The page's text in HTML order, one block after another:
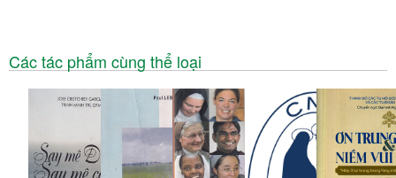
Các tác phẩm cùng thể loại